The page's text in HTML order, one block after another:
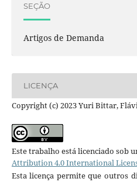
SEÇÃO
Artigos de Demanda
LICENÇA
Copyright (c) 2023 Yuri Bittar,
Este trabalho está licenciado sob
Attribution 4.0 International
Esta licença permite que outros